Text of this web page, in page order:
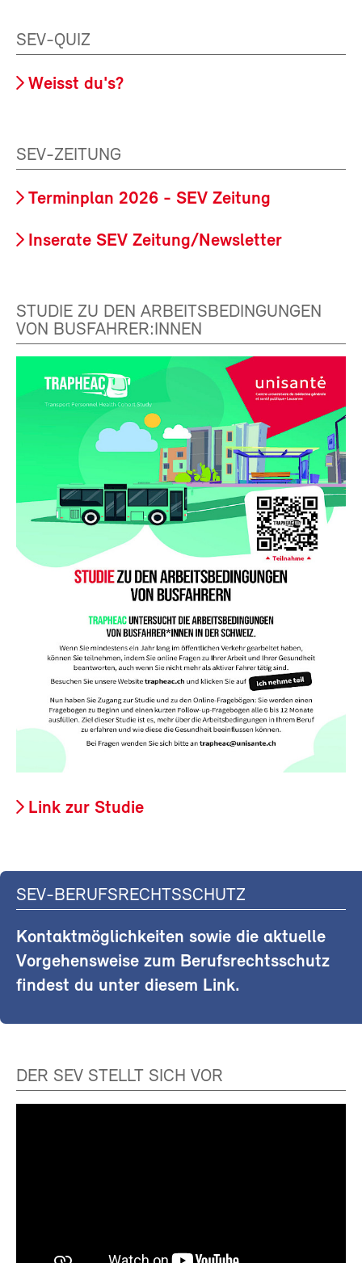
SEV-QUIZ
Weisst du's?
SEV-ZEITUNG
Terminplan 2026 - SEV Zeitung
Inserate SEV Zeitung/Newsletter
STUDIE ZU DEN ARBEITSBEDINGUNGEN
VON BUSFAHRER:INNEN
Link zur Studie
SEV-BERUFSRECHTSSCHUTZ
Kontaktmöglichkeiten sowie die aktuelle
Vorgehensweise zum Berufsrechtsschutz
findest du unter diesem Link.
DER SEV STELLT SICH VOR